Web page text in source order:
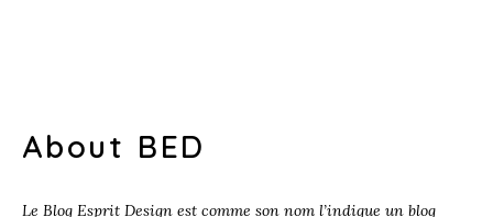
About BED
Le Blog Esprit Design est comme son nom l’indique un blog